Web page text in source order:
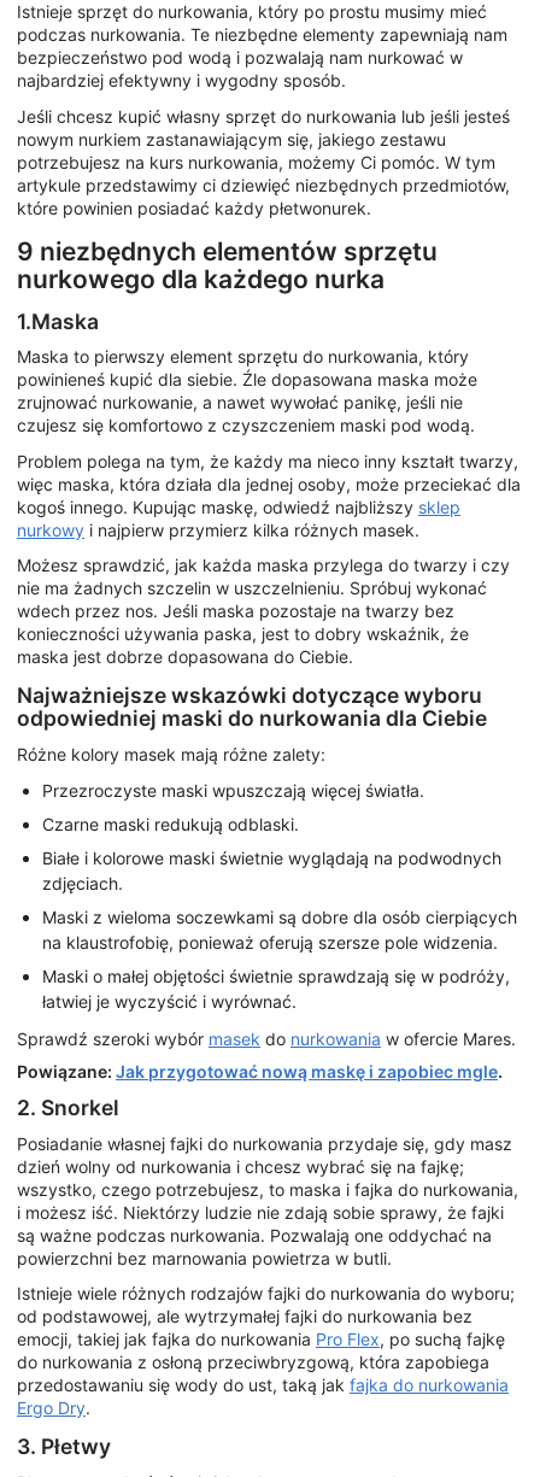
Istnieje sprzęt do nurkowania, który po prostu musimy mieć
podczas nurkowania. Te niezbędne elementy zapewniają nam
bezpieczeństwo pod wodą i pozwalają nam nurkować w
najbardziej efektywny i wygodny sposób.
Jeśli chcesz kupić własny sprzęt do nurkowania lub jeśli jesteś
nowym nurkiem zastanawiającym się, jakiego zestawu
potrzebujesz na kurs nurkowania, możemy Ci pomóc. W tym
artykule przedstawimy ci dziewięć niezbędnych przedmiotów,
które powinien posiadać każdy płetwonurek.
9 niezbędnych elementów sprzętu
nurkowego dla każdego nurka
1.Maska
Maska to pierwszy element sprzętu do nurkowania, który
powinieneś kupić dla siebie. Źle dopasowana maska może
zrujnować nurkowanie, a nawet wywołać panikę, jeśli nie
czujesz się komfortowo z czyszczeniem maski pod wodą.
Problem polega na tym, że każdy ma nieco inny kształt twarzy,
więc maska, która działa dla jednej osoby, może przeciekać dla
kogoś innego. Kupując maskę, odwiedź najbliższy sklep
nurkowy i najpierw przymierz kilka różnych masek.
Możesz sprawdzić, jak każda maska przylega do twarzy i czy
nie ma żadnych szczelin w uszczelnieniu. Spróbuj wykonać
wdech przez nos. Jeśli maska pozostaje na twarzy bez
konieczności używania paska, jest to dobry wskaźnik, że
maska jest dobrze dopasowana do Ciebie.
Najważniejsze wskazówki dotyczące wyboru
odpowiedniej maski do nurkowania dla Ciebie
Różne kolory masek mają różne zalety:
Przezroczyste maski wpuszczają więcej światła.
Czarne maski redukują odblaski.
Białe i kolorowe maski świetnie wyglądają na podwodnych
zdjęciach.
Maski z wieloma soczewkami są dobre dla osób cierpiących
na klaustrofobię, ponieważ oferują szersze pole widzenia.
Maski o małej objętości świetnie sprawdzają się w podróży,
łatwiej je wyczyścić i wyrównać.
Sprawdź szeroki wybór masek do nurkowania w ofercie Mares.
Powiązane: Jak przygotować nową maskę i zapobiec mgle.
2. Snorkel
Posiadanie własnej fajki do nurkowania przydaje się, gdy masz
dzień wolny od nurkowania i chcesz wybrać się na fajkę;
wszystko, czego potrzebujesz, to maska i fajka do nurkowania,
i możesz iść. Niektórzy ludzie nie zdają sobie sprawy, że fajki
są ważne podczas nurkowania. Pozwalają one oddychać na
powierzchni bez marnowania powietrza w butli.
Istnieje wiele różnych rodzajów fajki do nurkowania do wyboru;
od podstawowej, ale wytrzymałej fajki do nurkowania bez
emocji, takiej jak fajka do nurkowania Pro Flex, po suchą fajkę
do nurkowania z osłoną przeciwbryzgową, która zapobiega
przedostawaniu się wody do ust, taką jak fajka do nurkowania
Ergo Dry.
3. Płetwy